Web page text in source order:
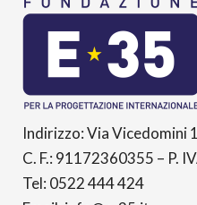
Indirizzo: Via Vicedomini
C. F.: 91172360355 – P.
Tel: 0522 444 424